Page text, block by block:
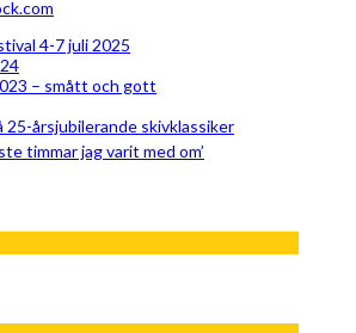
4-7 juli 2025
– smått och gott
25-årsjubilerande skivklassiker
timmar jag varit med om’